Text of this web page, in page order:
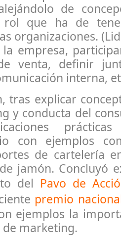
de
rol que ha de
organizaciones.
empresa,
venta, definir
interna,
tras explicar
y conducta del
con ejemplos
de cartelería
jamón. Concluyó
del Pavo de
premio
ejemplos la
marketing.